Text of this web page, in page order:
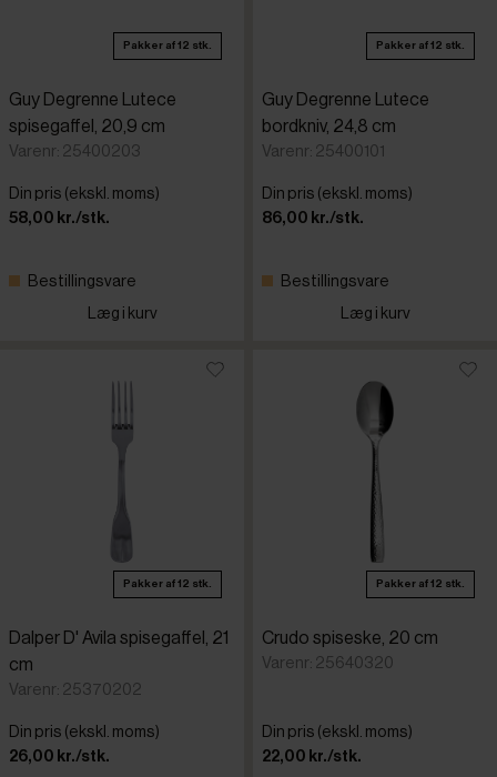
Pakker af 12 stk.
Guy Degrenne Lutece
spisegaffel, 20,9 cm
Varenr: 25400203
Din pris (ekskl. moms)
58,00 kr./stk.
Bestillingsvare
Læg i kurv
Pakker af 12 stk.
Guy Degrenne Lutece
bordkniv, 24,8 cm
Varenr: 25400101
Din pris (ekskl. moms)
86,00 kr./stk.
Bestillingsvare
Læg i kurv
Pakker af 12 stk.
Dalper D' Avila spisegaffel, 21
cm
Varenr: 25370202
Din pris (ekskl. moms)
26,00 kr./stk.
Pakker af 12 stk.
Crudo spiseske, 20 cm
Varenr: 25640320
Din pris (ekskl. moms)
22,00 kr./stk.